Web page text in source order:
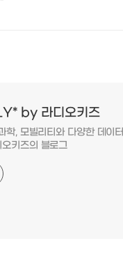
by 라디오키즈
학, 모빌리티와 다양한 데이터
키즈의 블로그